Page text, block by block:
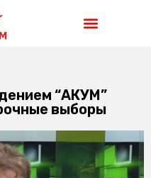
“АКУМ”
выборы